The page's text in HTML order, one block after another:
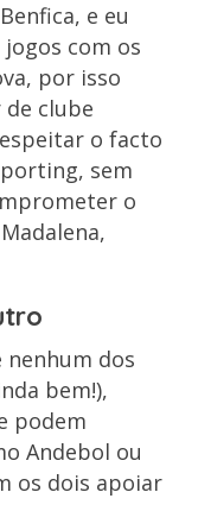
e eu
com os
por isso
clube
o facto
sem
o
nenhum dos
bem!),
podem
Andebol ou
os dois apoiar